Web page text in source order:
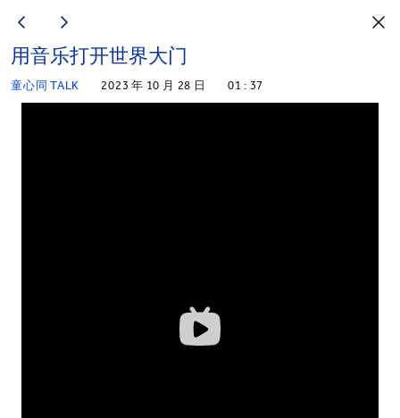
用音乐打开世界大门
童心同 TALK 2023 年 10 月 28 日 01 : 37